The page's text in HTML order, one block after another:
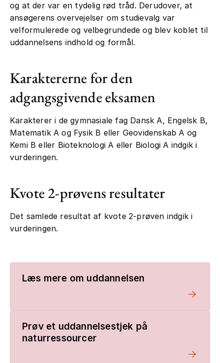
og at der var en tydelig rød tråd. Derudover, at
ansøgerens overvejelser om studievalg var
velformulerede og velbegrundede og blev koblet til
uddannelsens indhold og formål.
Karaktererne for den
adgangsgivende eksamen
Karakterer i de gymnasiale fag Dansk A, Engelsk B,
Matematik A og Fysik B eller Geovidenskab A og
Kemi B eller Bioteknologi A eller Biologi A indgik i
vurderingen.
Kvote 2-prøvens resultater
Det samlede resultat af kvote 2-prøven indgik i
vurderingen.
Læs mere om uddannelsen
Prøv et uddannelsestjek på
naturressourcer